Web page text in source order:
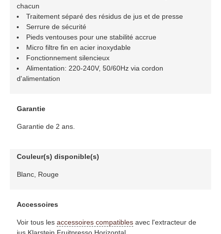
chacun
Traitement séparé des résidus de jus et de presse
Serrure de sécurité
Pieds ventouses pour une stabilité accrue
Micro filtre fin en acier inoxydable
Fonctionnement silencieux
Alimentation: 220-240V, 50/60Hz via cordon
d'alimentation
Garantie
Garantie de 2 ans.
Couleur(s) disponible(s)
Blanc, Rouge
Accessoires
Voir tous les accessoires compatiblesavec l'extracteur de